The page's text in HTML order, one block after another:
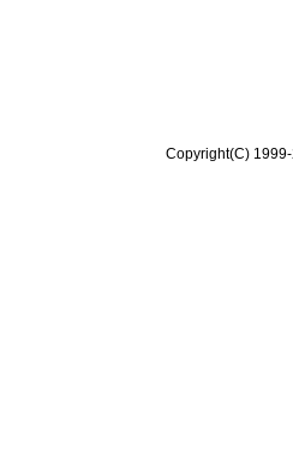
Copyright(C)